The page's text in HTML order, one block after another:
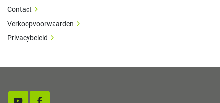
Contact
Verkoopvoorwaarden
Privacybeleid